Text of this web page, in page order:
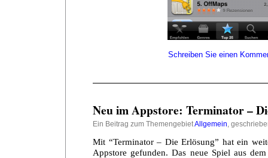
Schreiben Sie einen
Neu im Appstore: Terminator –
Ein Beitrag zum ThemengebietAllgemein,
Mit “Terminator – Die Erlösung” hat ein
Appstore gefunden. Das neue Spiel aus